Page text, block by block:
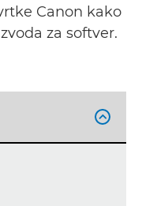
Canon kako
za softver.
